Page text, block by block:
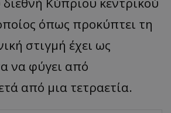
όπως προκύπτει τη
στιγμή έχει ως
να φύγει από
από μια τετραετία.